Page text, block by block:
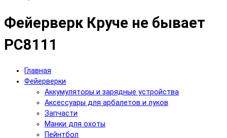
Фейерверк Круче не бывает
РС8111
Главная
Фейерверки
Аккумуляторы и зарядные устройства
Аксесcуары для арбалетов и луков
Запчасти
Манки для охоты
Пейнтбол